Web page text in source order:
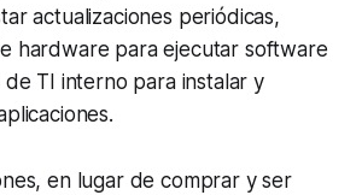
actualizaciones periódicas,
hardware para ejecutar software
TI interno para instalar y
en lugar de comprar y ser